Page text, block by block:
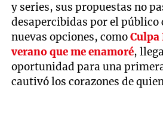
y series, sus propuestas no
desapercibidas por el público
nuevas opciones, como
verano que me enamoré,
oportunidad para una
cautivó los corazones de